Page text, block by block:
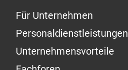
Für Unternehmen
Personaldienstleistungen
Unternehmensvorteile